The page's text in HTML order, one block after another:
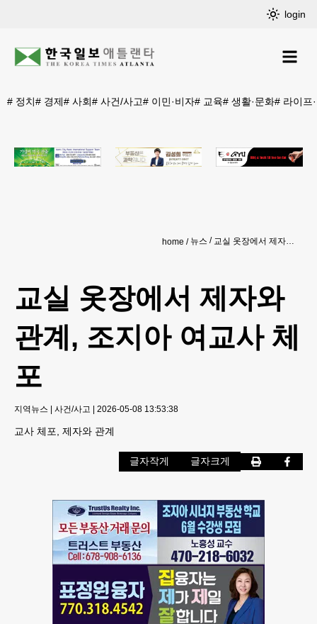
login
# 정치# 경제# 사회# 사건/사고# 이민·비자# 교육# 생활·문화# 라이프
home 뉴스 교실 옷장에서 제자와 관계, 조지아 여교사 체포
교실 옷장에서 제자와
관계, 조지아 여교사 체
포
지역뉴스 | 사건/사고 | 2026-05-08 13:53:38
교사 체포, 제자와 관계
글자작게 글자크게